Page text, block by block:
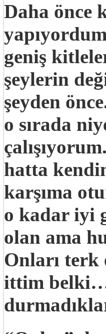
Daha önce
geniş
şeylerin
şeyden
o sırada
hatta
karşıma
o kadar iyi
olan ama
Onları terk
ittim belki…